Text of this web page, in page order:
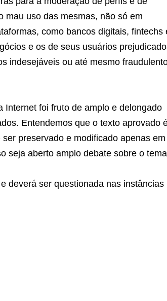
próprias regras para a
provisória abre várias
em plataformas de redes
como bancos digitais,
poderão ter os seus negócios
fraudulentos e
Marco Civil da Internet foi
aprovado é consequência de
e modificado apenas
e deverá ser